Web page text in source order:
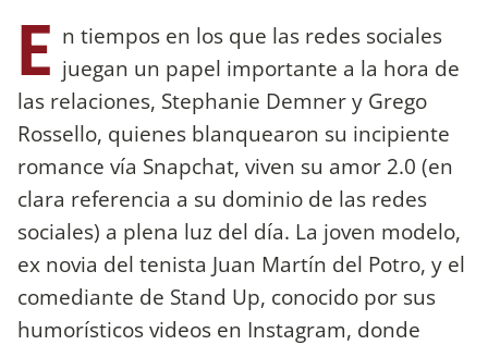
E n tiempos en los que las redes sociales
juegan un papel importante a la hora de
las relaciones, Stephanie Demner y Grego
Rossello, quienes blanquearon su incipiente
romance vía Snapchat, viven su amor 2.0 (en
clara referencia a su dominio de las redes
sociales) a plena luz del día. La joven modelo,
ex novia del tenista Juan Martín del Potro, y el
comediante de Stand Up, conocido por sus
humorísticos videos en Instagram, donde